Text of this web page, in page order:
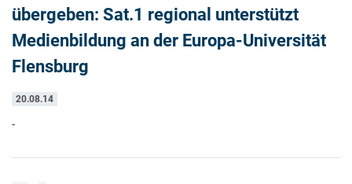
übergeben: Sat.1 regional unterstützt
Medienbildung an der Europa-Universität
Flensburg
20.08.14
-